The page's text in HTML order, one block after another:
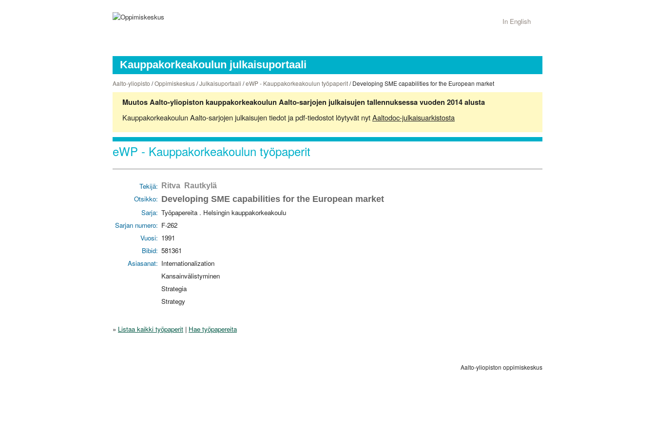
In English
Kauppakorkeakoulun julkaisuportaali
Aalto-yliopisto /Oppimiskeskus/Julkaisuportaali /eWP - Kauppakorkeakoulun työpaperit/ Developing SME capabilities for the European market
Muutos Aalto-yliopiston kauppakorkeakoulun Aalto-sarjojen julkaisujen tallennuksessa vuoden 2014 alusta
Kauppakorkeakoulun Aalto-sarjojen julkaisujen tiedot ja pdf-tiedostot löytyvät nytAaltodoc-julkaisuarkistosta
eWP - Kauppakorkeakoulun työpaperit
Tekijä: Ritva Rautkylä
Otsikko: Developing SME capabilities for the European market
Sarja: Työpapereita . Helsingin kauppakorkeakoulu
Sarjan numero: F-262
Vuosi: 1991
Bibid: 581361
Asiasanat: Internationalization
Kansainvälistyminen
Strategia
Strategy
» Listaa kaikki työpaperit | Hae työpapereita
Aalto-yliopiston oppimiskeskus